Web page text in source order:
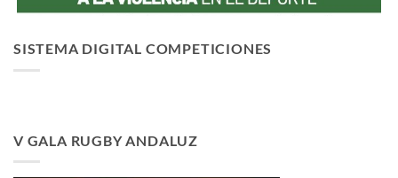
SISTEMA DIGITAL COMPETICIONES
V GALA RUGBY ANDALUZ